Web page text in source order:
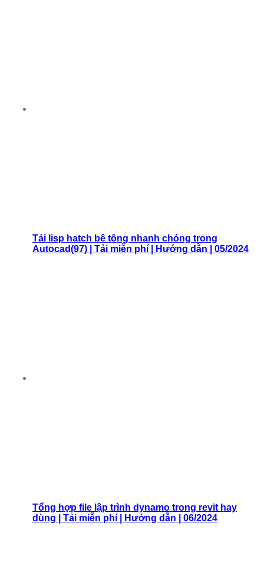
Tải lisp hatch bê tông nhanh chóng trong
Autocad(97) | Tải miễn phí | Hướng dẫn | 05/2024
Tổng hợp file lập trình dynamo trong revit hay
dùng | Tải miễn phí | Hướng dẫn | 06/2024